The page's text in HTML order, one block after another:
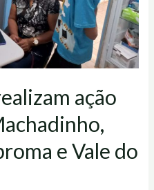
ação
e Vale do